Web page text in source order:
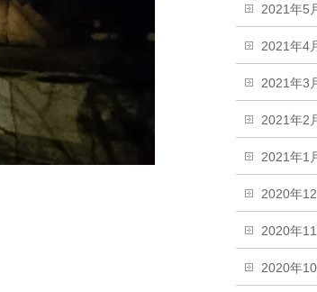
2021年5
2021年4
2021年3
2021年2
2021年1
2020年
2020年
2020年